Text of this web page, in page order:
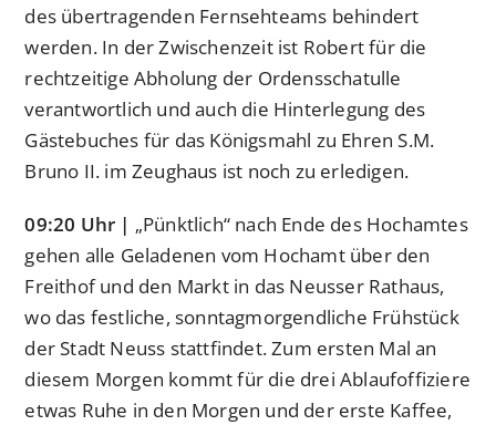
des übertragenden Fernsehteams behindert
werden. In der Zwischenzeit ist Robert für die
rechtzeitige Abholung der Ordensschatulle
verantwortlich und auch die Hinterlegung des
Gästebuches für das Königsmahl zu Ehren S.M.
Bruno II. im Zeughaus ist noch zu erledigen.
09:20 Uhr | „Pünktlich“ nach Ende des Hochamtes
gehen alle Geladenen vom Hochamt über den
Freithof und den Markt in das Neusser Rathaus,
wo das festliche, sonntagmorgendliche Frühstück
der Stadt Neuss stattfindet. Zum ersten Mal an
diesem Morgen kommt für die drei Ablaufoffiziere
etwas Ruhe in den Morgen und der erste Kaffee,